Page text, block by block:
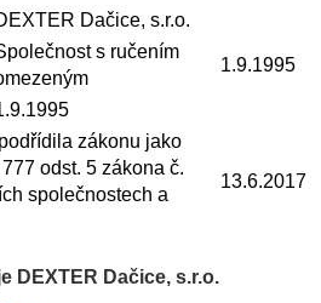
Dačice, s.r.o.
s ručením
1.9.1995
zákonu jako
odst. 5 zákona č.
společnostech a
13.6.2017
DEXTER Dačice, s.r.o.